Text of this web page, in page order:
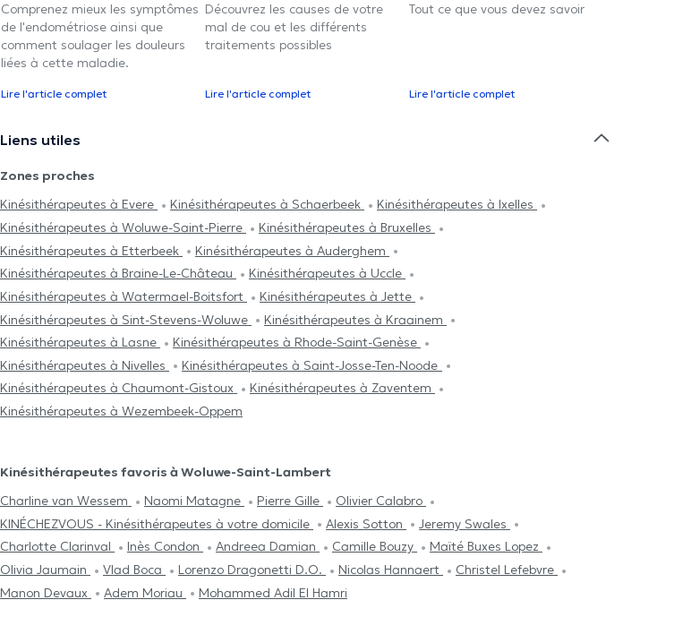
Comprenez mieux les symptômes
de l'endométriose ainsi que
comment soulager les douleurs
liées à cette maladie.
Lire l'article complet
Découvrez les causes de votre
mal de cou et les différents
traitements possibles
Lire l'article complet
Tout ce que vous devez savoir
Lire l'article complet
Liens utiles
Zones proches
Kinésithérapeutes à Evere
Kinésithérapeutes à Schaerbeek
Kinésithérapeutes à Ixelles
Kinésithérapeutes à Woluwe-Saint-Pierre
Kinésithérapeutes à Bruxelles
Kinésithérapeutes à Etterbeek
Kinésithérapeutes à Auderghem
Kinésithérapeutes à Braine-Le-Château
Kinésithérapeutes à Uccle
Kinésithérapeutes à Watermael-Boitsfort
Kinésithérapeutes à Jette
Kinésithérapeutes à Sint-Stevens-Woluwe
Kinésithérapeutes à Kraainem
Kinésithérapeutes à Lasne
Kinésithérapeutes à Rhode-Saint-Genèse
Kinésithérapeutes à Nivelles
Kinésithérapeutes à Saint-Josse-Ten-Noode
Kinésithérapeutes à Chaumont-Gistoux
Kinésithérapeutes à Zaventem
Kinésithérapeutes à Wezembeek-Oppem
Kinésithérapeutes favoris à Woluwe-Saint-Lambert
Charline van Wessem
Naomi Matagne Pierre Gille
Olivier Calabro
KINÉCHEZVOUS - Kinésithérapeutes à votre domicile
Alexis Sotton
Jeremy Swales
Charlotte Clarinval
Inès Condon Andreea Damian Camille Bouzy
Maïté Buxes Lopez
Olivia Jaumain
Vlad Boca Lorenzo Dragonetti D.O. Nicolas Hannaert
Christel Lefebvre
Manon Devaux
Adem Moriau Mohammed Adil El Hamri